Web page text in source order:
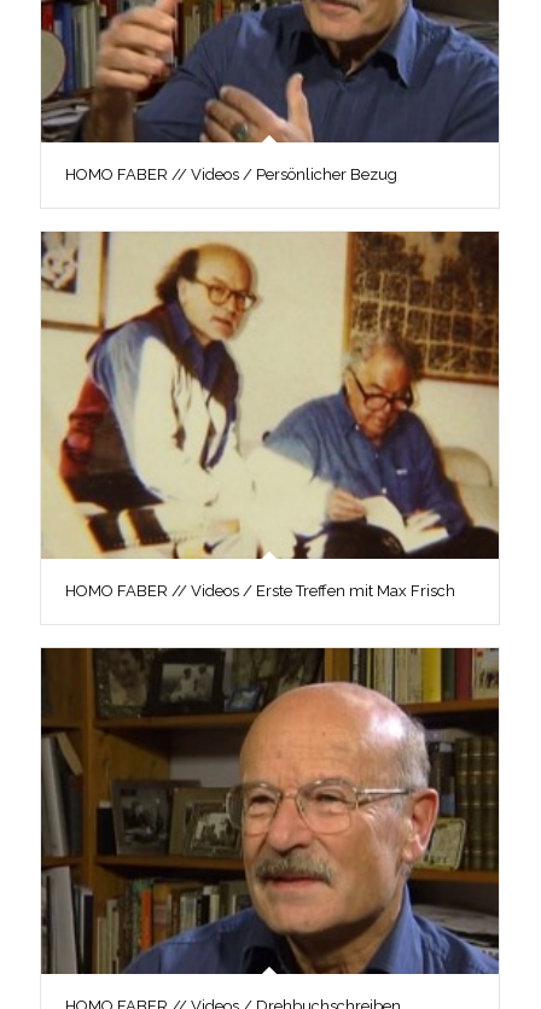
HOMO FABER // Videos / Persönlicher Bezug
HOMO FABER // Videos / Erste Treffen mit Max Frisch